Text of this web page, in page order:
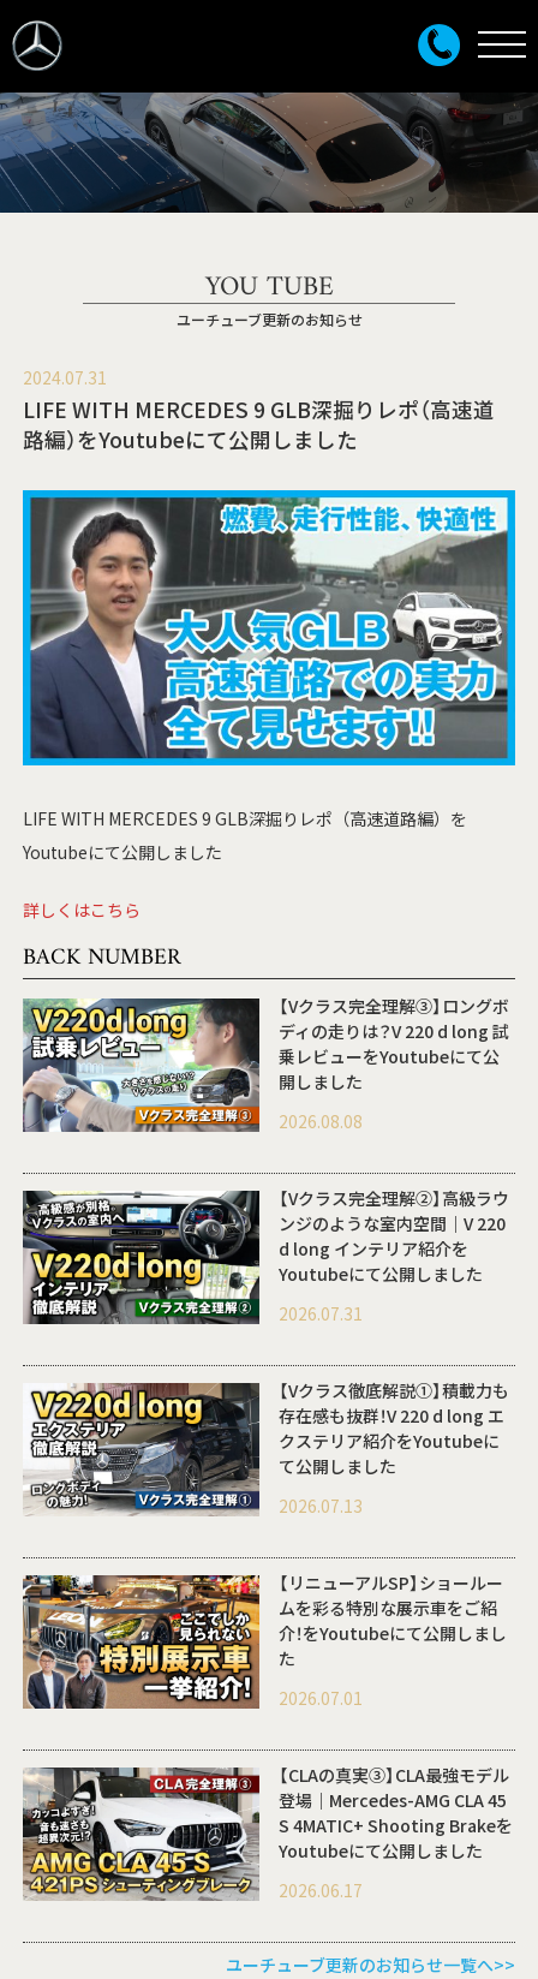
YOU TUBE
ユーチューブ更新のお知らせ
2024.07.31
LIFE WITH MERCEDES 9 GLB深掘りレポ（高速道
路編）をYoutubeにて公開しました
LIFE WITH MERCEDES 9 GLB深掘りレポ（高速道路編）を
Youtubeにて公開しました
詳しくはこちら
BACK NUMBER
【Vクラス完全理解③】ロングボ
ディの走りは？V 220 d long 試
乗レビューをYoutubeにて公
開しました
2026.08.08
【Vクラス完全理解②】高級ラウ
ンジのような室内空間｜V 220
d long インテリア紹介を
Youtubeにて公開しました
2026.07.31
【Vクラス徹底解説①】積載力も
存在感も抜群！V 220 d long エ
クステリア紹介をYoutubeに
て公開しました
2026.07.13
【リニューアルSP】ショールー
ムを彩る特別な展示車をご紹
介！をYoutubeにて公開しまし
た
2026.07.01
【CLAの真実③】CLA最強モデル
登場｜Mercedes-AMG CLA 45
S 4MATIC+ Shooting Brakeを
Youtubeにて公開しました
2026.06.17
ユーチューブ更新のお知らせ一覧へ>>